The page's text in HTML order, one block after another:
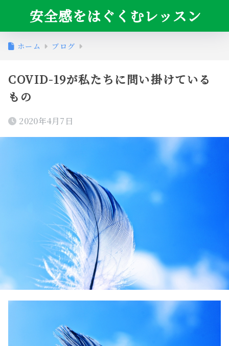
安全感をはぐくむレッスン
ホーム ブログ
COVID-19が私たちに問い掛けている
もの
2020年4月7日